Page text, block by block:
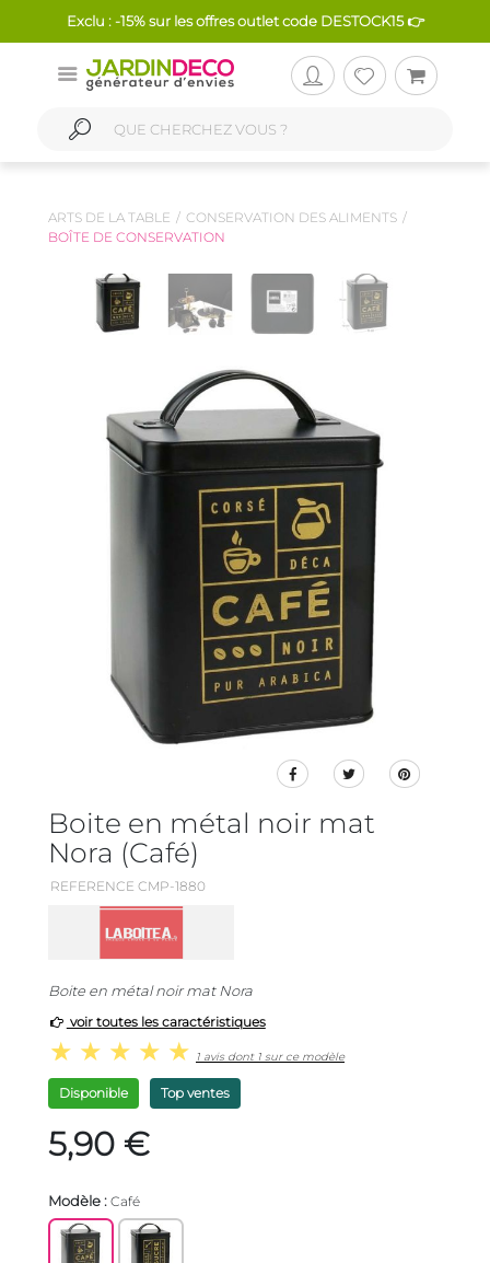
Exclu : -15% sur les offres outlet code DESTOCK15 👉
ARTS DE LA TABLE
CONSERVATION DES ALIMENTS
BOÎTE DE CONSERVATION
Boite en métal noir mat
Nora (Café)
REFERENCE CMP-1880
Boite en métal noir mat Nora
voir toutes les caractéristiques
1 avis dont 1 sur ce modèle
Disponible Top ventes
5,90 €
Modèle : Café